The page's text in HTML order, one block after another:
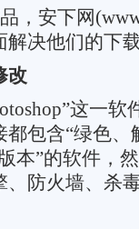
安下网
决他们的下
改
这一软
包含“绿色、
本”的软件，
防火墙、杀